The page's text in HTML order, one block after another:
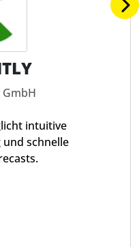
intuitive
schnelle